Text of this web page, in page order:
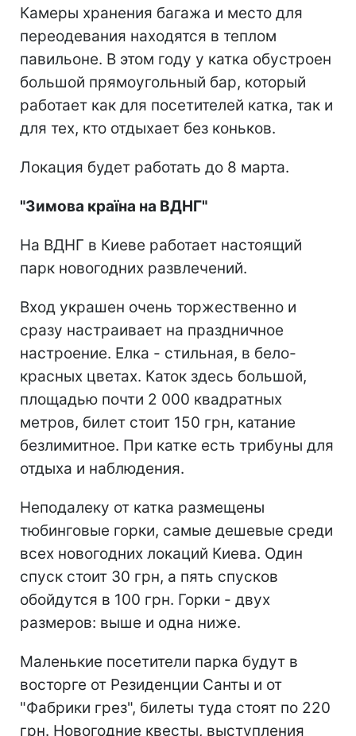
Камеры хранения багажа и место для
переодевания находятся в теплом
павильоне. В этом году у катка обустроен
большой прямоугольный бар, который
работает как для посетителей катка, так и
для тех, кто отдыхает без коньков.
Локация будет работать до 8 марта.
"Зимова країна на ВДНГ"
На ВДНГ в Киеве работает настоящий
парк новогодних развлечений.
Вход украшен очень торжественно и
сразу настраивает на праздничное
настроение. Елка - стильная, в бело-
красных цветах. Каток здесь большой,
площадью почти 2 000 квадратных
метров, билет стоит 150 грн, катание
безлимитное. При катке есть трибуны для
отдыха и наблюдения.
Неподалеку от катка размещены
тюбинговые горки, самые дешевые среди
всех новогодних локаций Киева. Один
спуск стоит 30 грн, а пять спусков
обойдутся в 100 грн. Горки - двух
размеров: выше и одна ниже.
Маленькие посетители парка будут в
восторге от Резиденции Санты и от
"Фабрики грез", билеты туда стоят по 220
грн. Новогодние квесты, выступления